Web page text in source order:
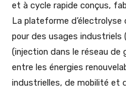
et à cycle rapide conçus,
La plateforme
pour des usages industriels
(injection dans le réseau de
entre les énergies
industrielles, de mobilité et